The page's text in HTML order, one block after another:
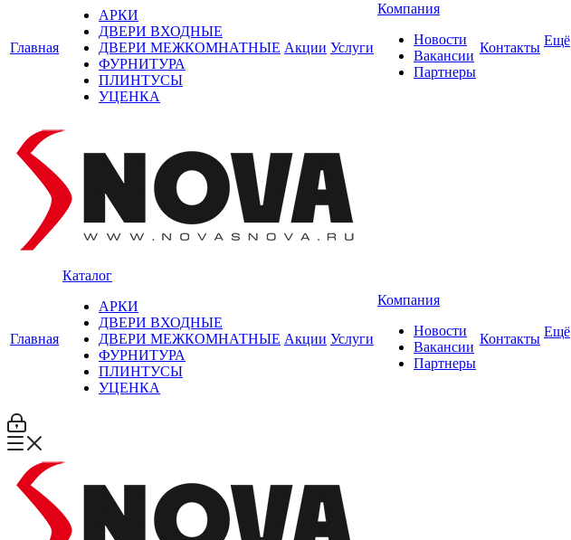
Главная
АРКИ
ДВЕРИ ВХОДНЫЕ
ДВЕРИ МЕЖКОМНАТНЫЕ
ФУРНИТУРА
ПЛИНТУСЫ
УЦЕНКА
Акции Услуги
Компания
Новости
Вакансии
Партнеры
Контакты Ещё
Главная
Каталог
АРКИ
ДВЕРИ ВХОДНЫЕ
ДВЕРИ МЕЖКОМНАТНЫЕ
ФУРНИТУРА
ПЛИНТУСЫ
УЦЕНКА
Акции Услуги
Компания
Новости
Вакансии
Партнеры
Контакты Ещё